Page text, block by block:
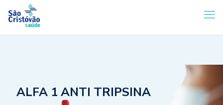
ALFA 1 ANTI TRIPSINA